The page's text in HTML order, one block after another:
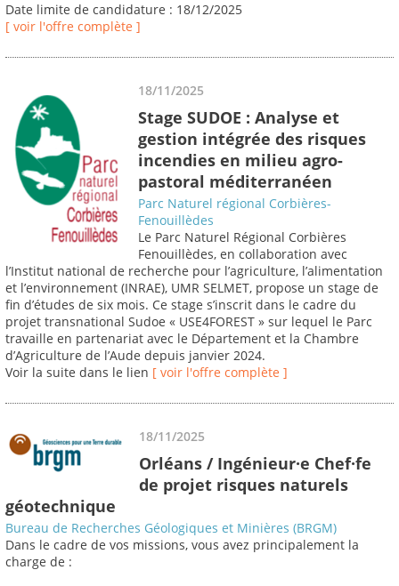
Date limite de candidature : 18/12/2025
[ voir l'offre complète ]
18/11/2025
Stage SUDOE : Analyse et
gestion intégrée des risques
incendies en milieu agro-
pastoral méditerranéen
Parc Naturel régional Corbières-
Fenouillèdes
Le Parc Naturel Régional Corbières
Fenouillèdes, en collaboration avec
l’Institut national de recherche pour l’agriculture, l’alimentation
et l’environnement (INRAE), UMR SELMET, propose un stage de
fin d’études de six mois. Ce stage s’inscrit dans le cadre du
projet transnational Sudoe « USE4FOREST » sur lequel le Parc
travaille en partenariat avec le Département et la Chambre
d’Agriculture de l’Aude depuis janvier 2024.
Voir la suite dans le lien [ voir l'offre complète ]
18/11/2025
Orléans / Ingénieur·e Chef·fe
de projet risques naturels
géotechnique
Bureau de Recherches Géologiques et Minières (BRGM)
Dans le cadre de vos missions, vous avez principalement la
charge de :